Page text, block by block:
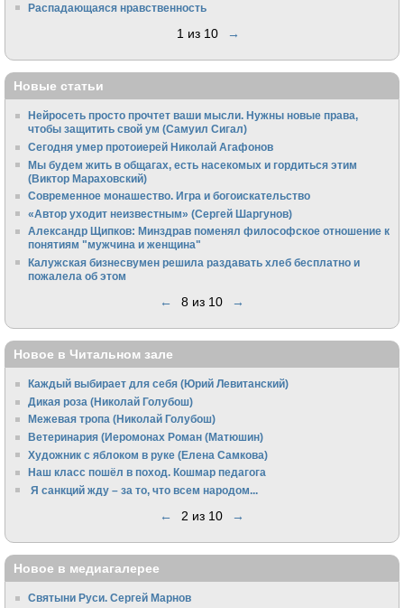
Распадающаяся нравственность
1 из 10 →
Новые статьи
Нейросеть просто прочтет ваши мысли. Нужны новые права,
чтобы защитить свой ум (Самуил Сигал)
Сегодня умер протоиерей Николай Агафонов
Мы будем жить в общагах, есть насекомых и гордиться этим
(Виктор Мараховский)
Cовременное монашество. Игра и богоискательство
«Автор уходит неизвестным» (Сергей Шаргунов)
Александр Щипков: Минздрав поменял философское отношение к
понятиям "мужчина и женщина"
Калужская бизнесвумен решила раздавать хлеб бесплатно и
пожалела об этом
← 8 из 10 →
Новое в Читальном зале
Каждый выбирает для себя (Юрий Левитанский)
Дикая роза (Николай Голубош)
Межевая тропа (Николай Голубош)
Ветеринария (Иеромонах Роман (Матюшин)
Художник с яблоком в руке (Елена Самкова)
Наш класс пошёл в поход. Кошмар педагога
Я санкций жду – за то, что всем народом...
← 2 из 10 →
Новое в медиагалерее
Святыни Руси. Сергей Марнов